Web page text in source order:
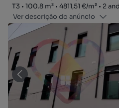
Tipologia
T3
Zona100.8 m²
Preço por metro quadrado
4811,51 €/m²
Andar
2
Ver descrição do anúncio